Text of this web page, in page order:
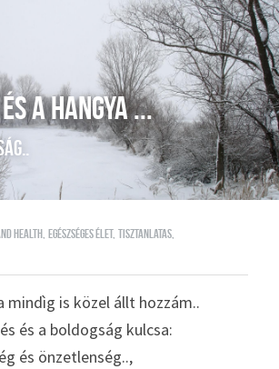
A HANGYA ...
health, egészséges élet, tisztanlatas,
mindìg is közel állt hozzám..
és a boldogság kulcsa:
és önzetlenség..,